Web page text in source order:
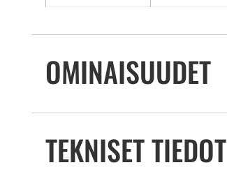
OMINAISUUDET
TEKNISET TIEDOT